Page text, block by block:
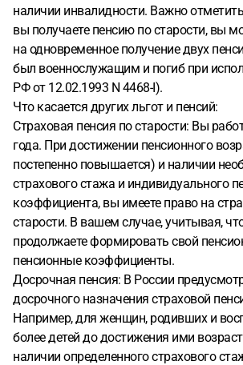
наличии инвалидности. Важно
вы получаете пенсию по старости, вы
на одновременное получение двух
был военнослужащим и погиб при
РФ от 12.02.1993 N 4468-I).
Что касается других льгот и пенсий:
Страховая пенсия по старости: Вы
года. При достижении пенсионного
постепенно повышается) и наличии
страхового стажа и индивидуального
коэффициента, вы имеете право на
старости. В вашем случае, учитывая,
продолжаете формировать свой
пенсионные коэффициенты.
Досрочная пенсия: В России
досрочного назначения страховой
Например, для женщин, родивших и
более детей до достижения ими
наличии определенного страхового